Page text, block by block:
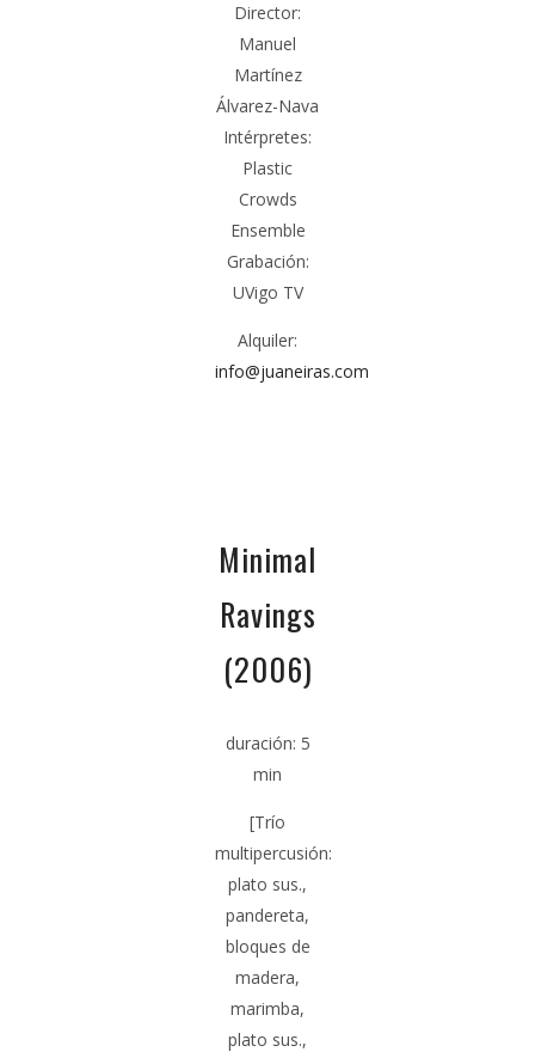
Director:
Manuel
Martínez
Álvarez-Nava
Intérpretes:
Plastic
Crowds
Ensemble
Grabación:
UVigo TV
Alquiler:
info@juaneiras.com
Minimal
Ravings
(2006)
duración: 5
min
[Trío
multipercusión:
plato sus.,
pandereta,
bloques de
madera,
marimba,
plato sus.,